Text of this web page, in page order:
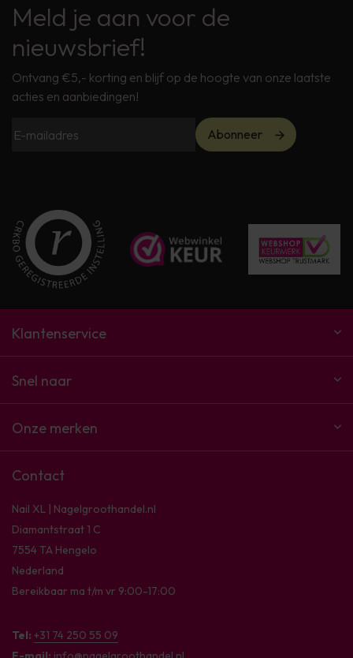
Meld je aan voor de
nieuwsbrief!
Ontvang €5,- korting en blijf op de hoogte van onze laatste
acties en aanbiedingen!
Abonneer
Klantenservice
Snel naar
Onze merken
Contact
Nail XL | Nagelgroothandel.nl
Diamantstraat 1 C
7554 TA Hengelo
Nederland
Bereikbaar ma t/m vr 9:00-17:00
Tel: +31 74 250 55 09